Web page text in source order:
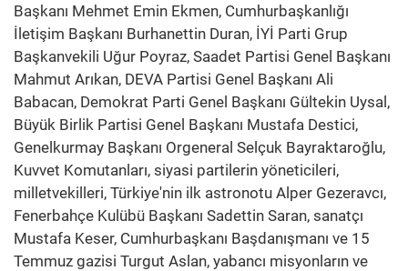
Başkanı Mehmet Emin Ekmen, Cumhurbaşkanlığı
İletişim Başkanı Burhanettin Duran, İYİ Parti Grup
Başkanvekili Uğur Poyraz, Saadet Partisi Genel Başkanı
Mahmut Arıkan, DEVA Partisi Genel Başkanı Ali
Babacan, Demokrat Parti Genel Başkanı Gültekin Uysal,
Büyük Birlik Partisi Genel Başkanı Mustafa Destici,
Genelkurmay Başkanı Orgeneral Selçuk Bayraktaroğlu,
Kuvvet Komutanları, siyasi partilerin yöneticileri,
milletvekilleri, Türkiye'nin ilk astronotu Alper Gezeravcı,
Fenerbahçe Kulübü Başkanı Sadettin Saran, sanatçı
Mustafa Keser, Cumhurbaşkanı Başdanışmanı ve 15
Temmuz gazisi Turgut Aslan, yabancı misyonların ve